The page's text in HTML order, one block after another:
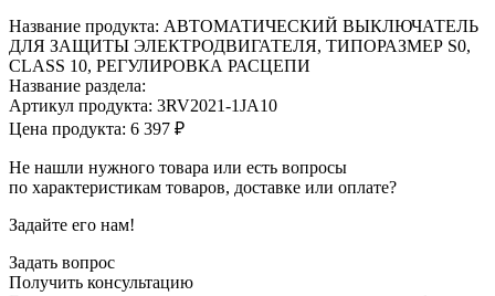
Название продукта: АВТОМАТИЧЕСКИЙ ВЫКЛЮЧАТЕЛЬ
ДЛЯ ЗАЩИТЫ ЭЛЕКТРОДВИГАТЕЛЯ, ТИПОРАЗМЕР S0,
CLASS 10, РЕГУЛИРОВКА РАСЦЕПИ
Название раздела:
Артикул продукта: 3RV2021-1JA10
Цена продукта: 6 397 ₽
Не нашли нужного товара или есть вопросы
по характеристикам товаров, доставке или оплате?
Задайте его нам!
Задать вопрос
Получить консультацию